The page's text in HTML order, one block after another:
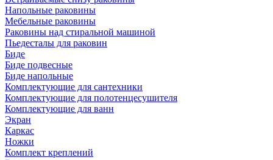
Напольные раковины
Мебельные раковины
Раковины над стиральной машиной
Пьедесталы для раковин
Биде
Биде подвесные
Биде напольные
Комплектующие для сантехники
Комплектующие для полотенцесушителя
Комплектующие для ванн
Экран
Каркас
Ножки
Комплект креплений